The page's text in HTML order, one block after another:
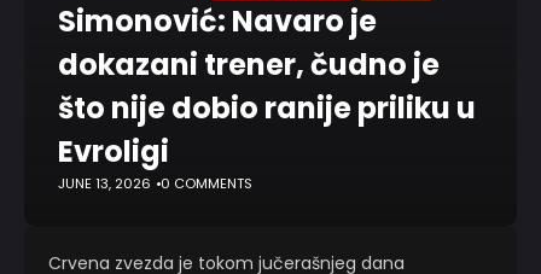
Simonović: Navaro je
dokazani trener, čudno je
što nije dobio ranije priliku u
Evroligi
JUNE 13, 2026 0 COMMENTS
Crvena zvezda je tokom jučerašnjeg dana